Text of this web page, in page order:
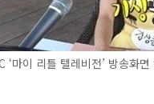
마이 리틀 텔레비전’ 방송화면